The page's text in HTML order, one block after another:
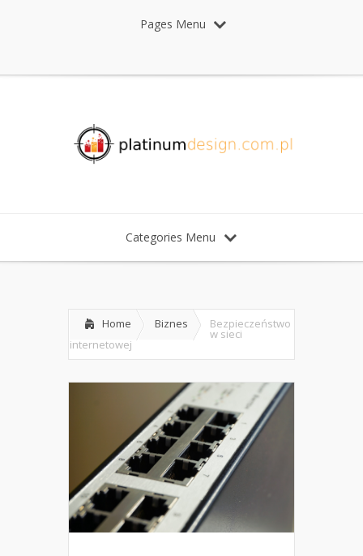
Pages Menu
Categories Menu
Home Biznes Bezpieczeństwo
w sieci
internetowej